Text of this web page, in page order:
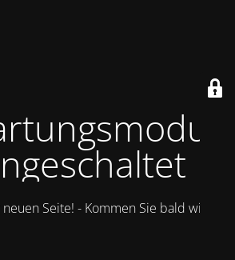
Seite! - Kommen Sie bald wieder.